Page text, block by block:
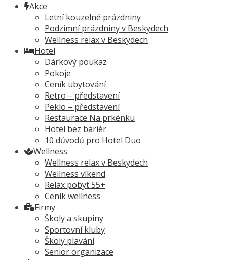
Akce
Letní kouzelné prázdniny
Podzimní prázdniny v Beskydech
Wellness relax v Beskydech
Hotel
Dárkový poukaz
Pokoje
Ceník ubytování
Retro – představení
Peklo – představení
Restaurace Na prkénku
Hotel bez bariér
10 důvodů pro Hotel Duo
Wellness
Wellness relax v Beskydech
Wellness víkend
Relax pobyt 55+
Ceník wellness
Firmy
Školy a skupiny
Sportovní kluby
Školy plavání
Senior organizace